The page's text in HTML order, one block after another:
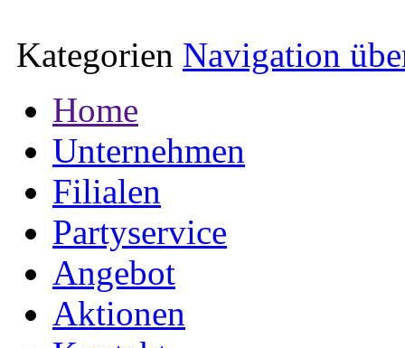
Kategorien Navigation
Home
Unternehmen
Filialen
Partyservice
Angebot
Aktionen